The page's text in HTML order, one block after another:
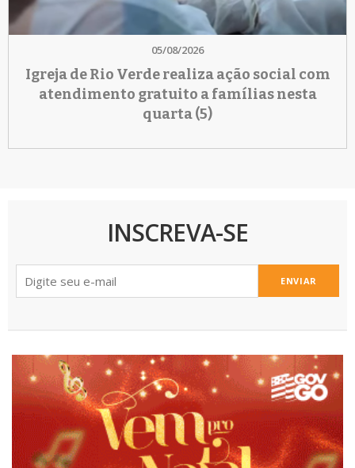
05/08/2026
Igreja de Rio Verde realiza ação social com
atendimento gratuito a famílias nesta
quarta (5)
INSCREVA-SE
ENVIAR